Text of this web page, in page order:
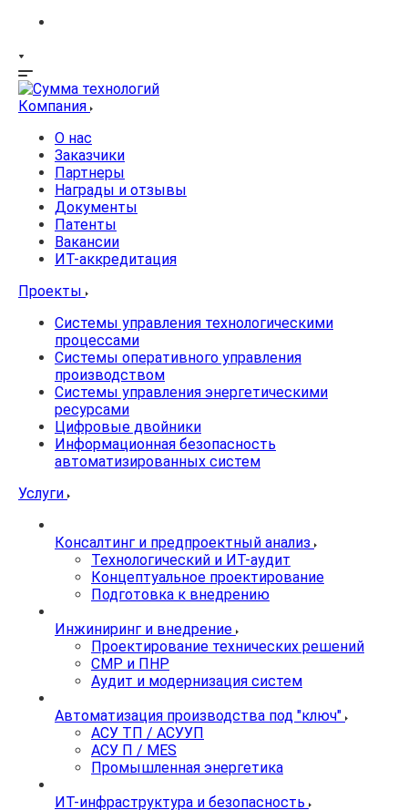
Компания
О нас
Заказчики
Партнеры
Награды и отзывы
Документы
Патенты
Вакансии
ИТ-аккредитация
Проекты
Системы управления технологическими
процессами
Системы оперативного управления
производством
Системы управления энергетическими
ресурсами
Цифровые двойники
Информационная безопасность
автоматизированных систем
Услуги
Консалтинг и предпроектный анализ
Технологический и ИТ-аудит
Концептуальное проектирование
Подготовка к внедрению
Инжиниринг и внедрение
Проектирование технических решений
СМР и ПНР
Аудит и модернизация систем
Автоматизация производства под "ключ"
АСУ ТП / АСУУП
АСУ П / MES
Промышленная энергетика
ИТ-инфраструктура и безопасность